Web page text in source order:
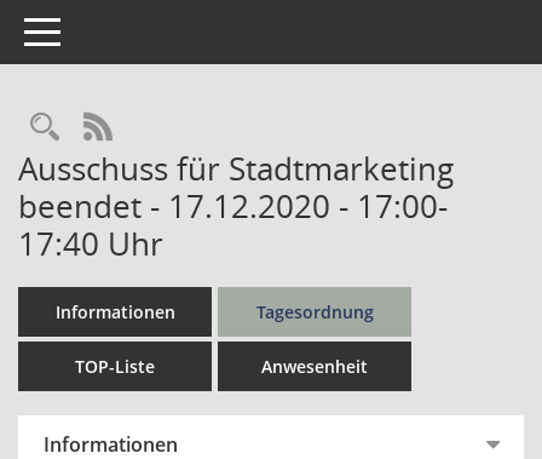
Toggle navigation
Rechercheauswahl
RSS-Feed
Ausschuss für Stadtmarketing
beendet - 17.12.2020 - 17:00-
17:40 Uhr
Informationen Tagesordnung
TOP-Liste Anwesenheit
Informationen